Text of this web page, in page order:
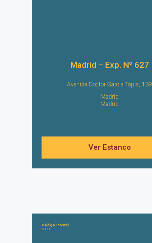
Madrid – Exp. Nº 627
Avenida Doctor Garcia Tapia, 139
Madrid
Madrid
Ver Estanco
Código Postal:
28030